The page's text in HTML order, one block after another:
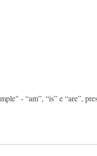
- “am”, “is” e “are”,